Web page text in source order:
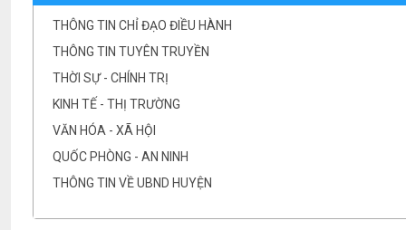
THÔNG TIN CHỈ ĐẠO ĐIỀU HÀNH
THÔNG TIN TUYÊN TRUYỀN
THỜI SỰ - CHÍNH TRỊ
KINH TẾ - THỊ TRƯỜNG
VĂN HÓA - XÃ HỘI
QUỐC PHÒNG - AN NINH
THÔNG TIN VỀ UBND HUYỆN